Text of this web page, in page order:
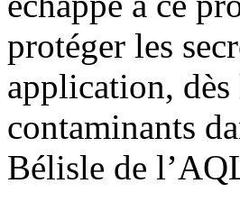
protéger les
application,
contaminants
Bélisle de